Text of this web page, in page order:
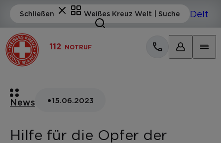
112 NOTRUF
News •15.06.2023
Hilfe für die Opfer der